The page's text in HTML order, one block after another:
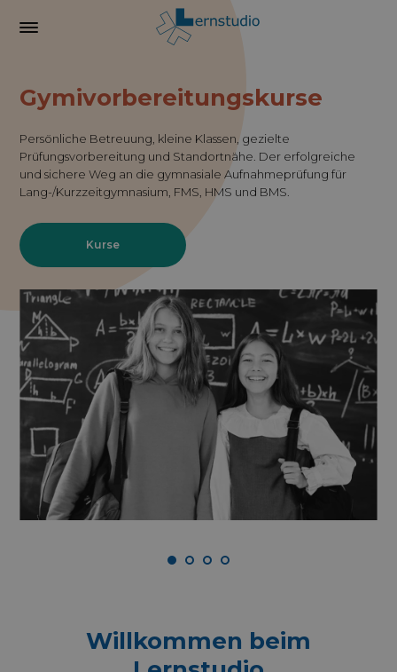
Gymivorbereitungskurse
Persönliche Betreuung, kleine Klassen, gezielte
Prüfungsvorbereitung und Standortnähe. Der erfolgreiche
und sichere Weg an die gymnasiale Aufnahmeprüfung für
Lang-/Kurzzeitgymnasium, FMS, HMS und BMS.
Kurse
Willkommen beim